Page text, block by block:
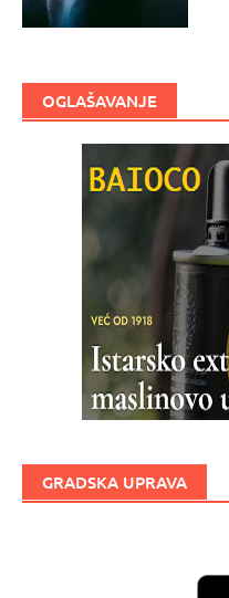
OGLAŠAVANJE
GRADSKA UPRAVA